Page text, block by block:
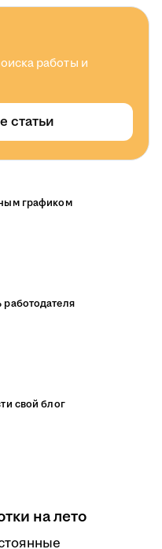
работы и
статьи
графиком
свой блог
на лето